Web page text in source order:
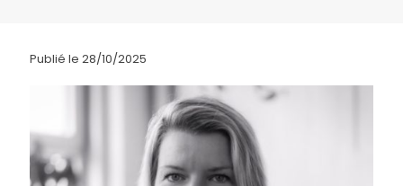
Publié le 28/10/2025